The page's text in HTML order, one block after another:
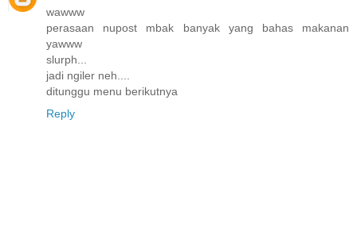
wawww
perasaan nupost mbak banyak yang bahas makanan
yawww
slurph...
jadi ngiler neh....
ditunggu menu berikutnya
Reply